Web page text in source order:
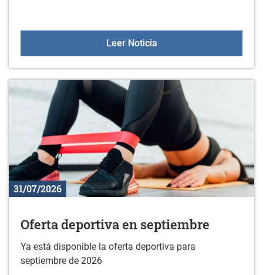
Leer NoticiaHorario de Sologana en
31/07/2026
Oferta deportiva en septiembre
Ya está disponible la oferta deportiva para
septiembre de 2026